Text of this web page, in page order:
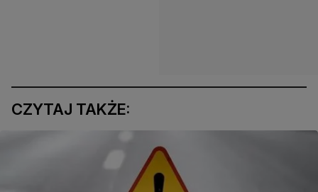
CZYTAJ TAKŻE: